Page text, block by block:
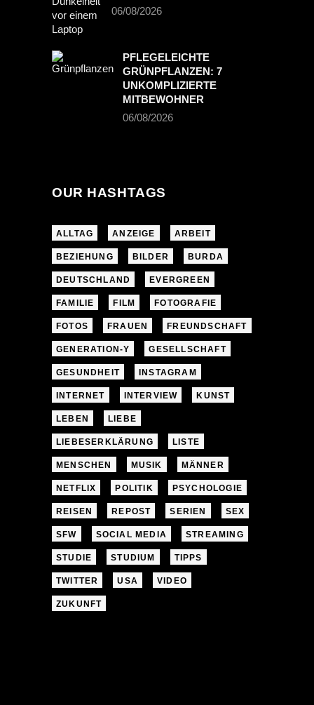
06/08/2026
PFLEGELEICHTE
GRÜNPFLANZEN: 7
UNKOMPLIZIERTE
MITBEWOHNER
06/08/2026
OUR HASHTAGS
ALLTAG ANZEIGE ARBEIT
BEZIEHUNG BILDER BURDA
DEUTSCHLAND EVERGREEN
FAMILIE FILM FOTOGRAFIE
FOTOS FRAUEN FREUNDSCHAFT
GENERATION-Y GESELLSCHAFT
GESUNDHEIT INSTAGRAM
INTERNET INTERVIEW KUNST
LEBEN LIEBE
LIEBESERKLÄRUNG LISTE
MENSCHEN MUSIK MÄNNER
NETFLIX POLITIK PSYCHOLOGIE
REISEN REPOST SERIEN SEX
SFW SOCIAL MEDIA STREAMING
STUDIE STUDIUM TIPPS
TWITTER USA VIDEO
ZUKUNFT